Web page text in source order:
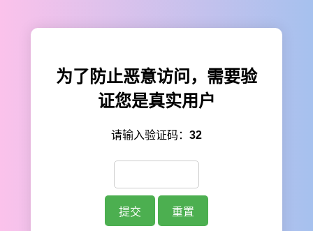
为了防止恶意访问，需要验
证您是真实用户
请输入验证码： 32
提交 重置